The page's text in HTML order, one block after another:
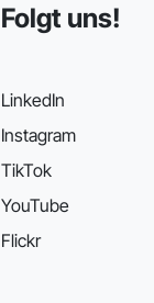
Folgt uns!
LinkedIn
Instagram
TikTok
YouTube
Flickr